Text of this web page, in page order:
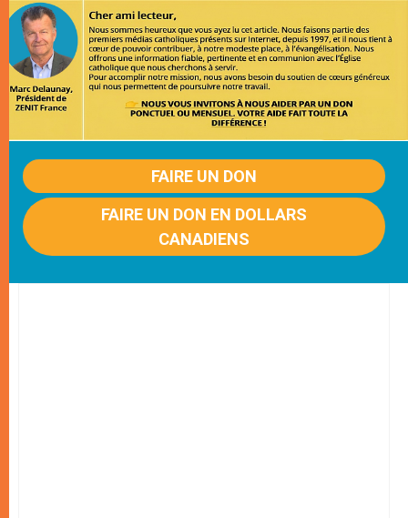
FAIRE UN DON
FAIRE UN DON EN DOLLARS
CANADIENS